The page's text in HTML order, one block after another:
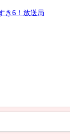
き6！放送局